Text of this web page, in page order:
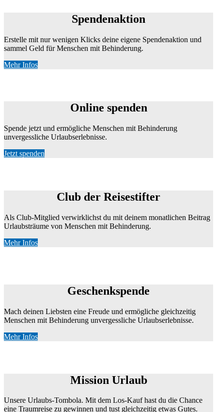
Spendenaktion
Erstelle mit nur wenigen Klicks deine eigene Spendenaktion und
sammel Geld für Menschen mit Behinderung.
Mehr Infos
Online spenden
Spende jetzt und ermögliche Menschen mit Behinderung
unvergessliche Urlaubserlebnisse.
Jetzt spenden
Club der Reisestifter
Als Club-Mitglied verwirklichst du mit deinem monatlichen Beitrag
Urlaubsträume von Menschen mit Behinderung.
Mehr Infos
Geschenkspende
Mach deinen Liebsten eine Freude und ermögliche gleichzeitig
Menschen mit Behinderung unvergessliche Urlaubserlebnisse.
Mehr Infos
Mission Urlaub
Unsere Urlaubs-Tombola. Mit dem Los-Kauf hast du die Chance
eine Traumreise zu gewinnen und tust gleichzeitig etwas Gutes.